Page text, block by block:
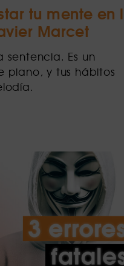
tu mente en
Marcet
sentencia. Es un
piano, y tus hábitos